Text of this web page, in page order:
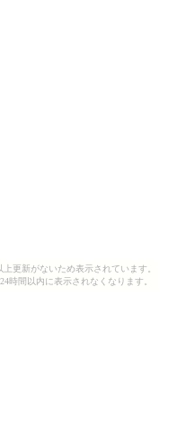
更新がないため表示されています。
時間以内に表示されなくなります。